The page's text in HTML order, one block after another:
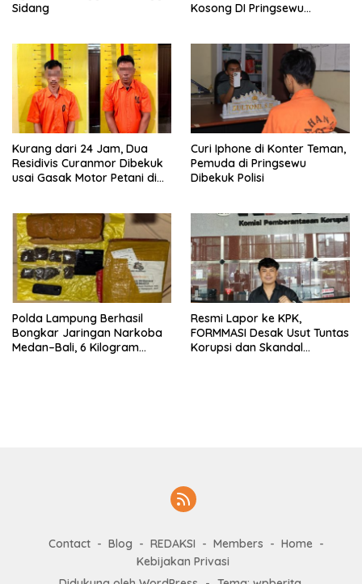
Sidang
Kosong DI Pringsewu
Kurang dari 24 Jam, Dua
Residivis Curanmor Dibekuk
usai Gasak Motor Petani di
Curi Iphone di Konter Teman,
Pemuda di Pringsewu
Dibekuk Polisi
Polda Lampung Berhasil
Bongkar Jaringan Narkoba
Medan–Bali, 6 Kilogram
Resmi Lapor ke KPK,
FORMMASI Desak Usut Tuntas
Korupsi dan Skandal
Contact Blog REDAKSI Members
Home
Kebijakan Privasi